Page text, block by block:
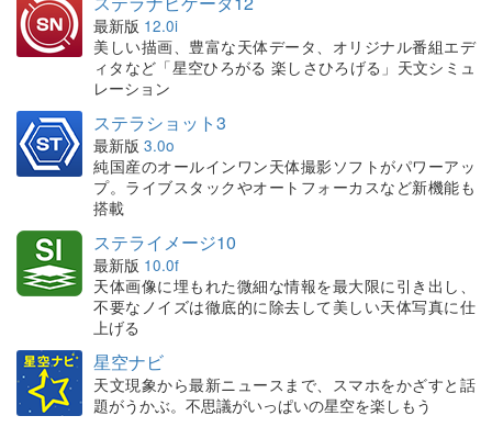
最新版 12.0i
美しい描画、豊富な天体データ、オリジナル番組エデ
ィタなど「星空ひろがる 楽しさひろげる」天文シミュ
レーション
ステラショット3
最新版 3.0o
純国産のオールインワン天体撮影ソフトがパワーアッ
プ。ライブスタックやオートフォーカスなど新機能も
搭載
ステライメージ10
最新版 10.0f
天体画像に埋もれた微細な情報を最大限に引き出し、
不要なノイズは徹底的に除去して美しい天体写真に仕
上げる
星空ナビ
天文現象から最新ニュースまで、スマホをかざすと話
題がうかぶ。不思議がいっぱいの星空を楽しもう